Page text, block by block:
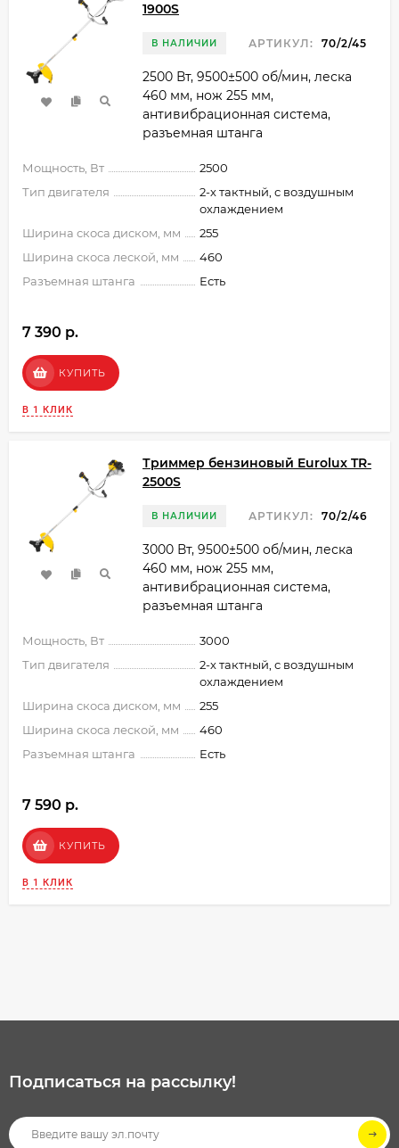
1900S
В НАЛИЧИИ АРТИКУЛ: 70/2/45
2500 Вт, 9500±500 об/мин, леска
460 мм, нож 255 мм,
антивибрационная система,
разъемная штанга
Мощность, Вт
2500
Тип двигателя
2-х тактный, с воздушным
охлаждением
Ширина скоса диском, мм
255
Ширина скоса леской, мм
460
Разъемная штанга
Есть
7 390 p.
КУПИТЬ
В 1 КЛИК
Триммер бензиновый Eurolux TR-
2500S
В НАЛИЧИИ АРТИКУЛ: 70/2/46
3000 Вт, 9500±500 об/мин, леска
460 мм, нож 255 мм,
антивибрационная система,
разъемная штанга
Мощность, Вт
3000
Тип двигателя
2-х тактный, с воздушным
охлаждением
Ширина скоса диском, мм
255
Ширина скоса леской, мм
460
Разъемная штанга
Есть
7 590 p.
КУПИТЬ
В 1 КЛИК
Подписаться на рассылкy!